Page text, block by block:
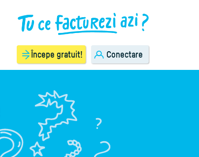
Începe gratuit! Conectare